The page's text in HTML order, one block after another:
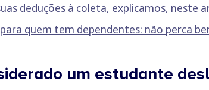
deduções à coleta, explicamos, neste
para quem tem dependentes: não perca
um estudante